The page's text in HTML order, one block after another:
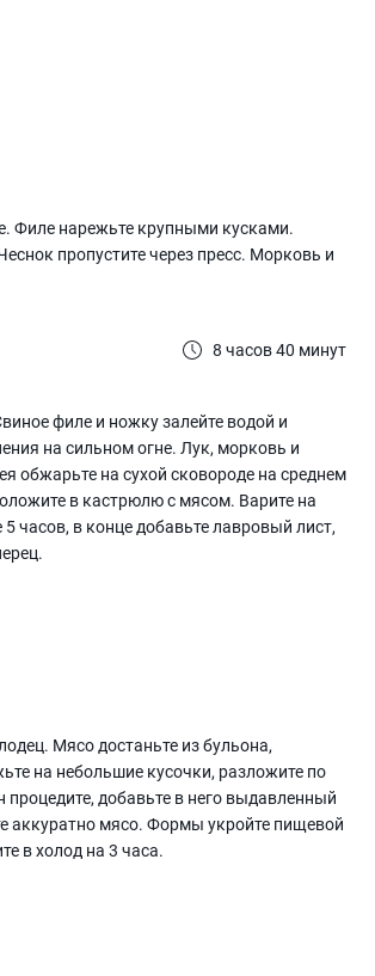
Филе нарежьте крупными кусками.
пропустите через пресс. Морковь и
8 часов 40 минут
филе и ножку залейте водой и
на сильном огне. Лук, морковь и
обжарьте на сухой сковороде на среднем
в кастрюлю с мясом. Варите на
часов, в конце добавьте лавровый лист,
Мясо достаньте из бульона,
на небольшие кусочки, разложите по
добавьте в него выдавленный
аккуратно мясо. Формы укройте пищевой
в холод на 3 часа.